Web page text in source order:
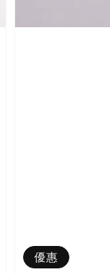
優惠